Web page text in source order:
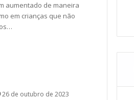
aumentado de maneira
em crianças que não
26 de outubro de 2023